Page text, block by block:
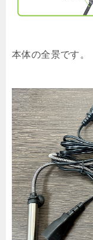
本体の全景です。